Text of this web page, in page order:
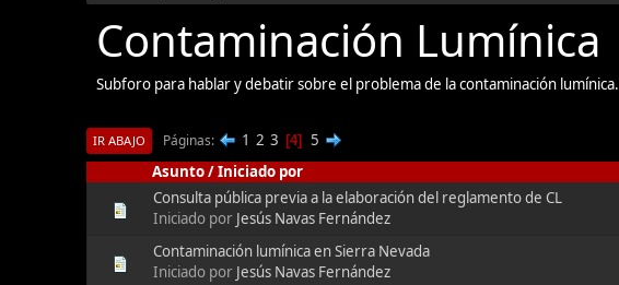
Contaminación Lumínica
Subforo para hablar y debatir sobre el problema de la contaminación lumínica.
IR ABAJO Páginas 1 2 3 4
5
Asunto/Iniciado por
Consulta pública previa a la elaboración del reglamento de CL
Iniciado por Jesús Navas Fernández
Contaminación lumínica en Sierra Nevada
Iniciado por Jesús Navas Fernández